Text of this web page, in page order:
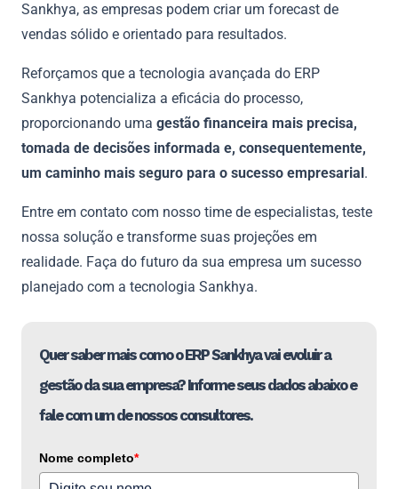
Sankhya, as empresas podem criar um forecast de
vendas sólido e orientado para resultados.
Reforçamos que a tecnologia avançada do ERP
Sankhya potencializa a eficácia do processo,
proporcionando uma gestão financeira mais precisa,
tomada de decisões informada e, consequentemente,
um caminho mais seguro para o sucesso empresarial.
Entre em contato com nosso time de especialistas, teste
nossa solução e transforme suas projeções em
realidade. Faça do futuro da sua empresa um sucesso
planejado com a tecnologia Sankhya.
Quer saber mais como o ERP Sankhya vai evoluir a
gestão da sua empresa? Informe seus dados abaixo e
fale com um de nossos consultores.
Nome completo*